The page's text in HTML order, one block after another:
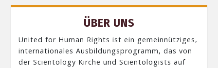
ÜBER UNS
United for Human Rights ist ein gemeinnütziges,
internationales Ausbildungsprogramm, das von
der Scientology Kirche und Scientologists auf